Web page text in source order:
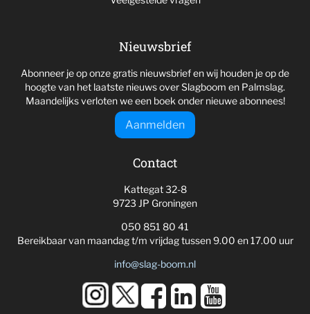
Nieuwsbrief
Abonneer je op onze gratis nieuwsbrief en wij houden je op de
hoogte van het laatste nieuws over Slagboom en Palmslag.
Maandelijks verloten we een boek onder nieuwe abonnees!
Aanmelden
Contact
Kattegat 32-8
9723 JP Groningen
050 851 80 41
Bereikbaar van maandag t/m vrijdag tussen 9.00 en 17.00 uur
info@slag-boom.nl